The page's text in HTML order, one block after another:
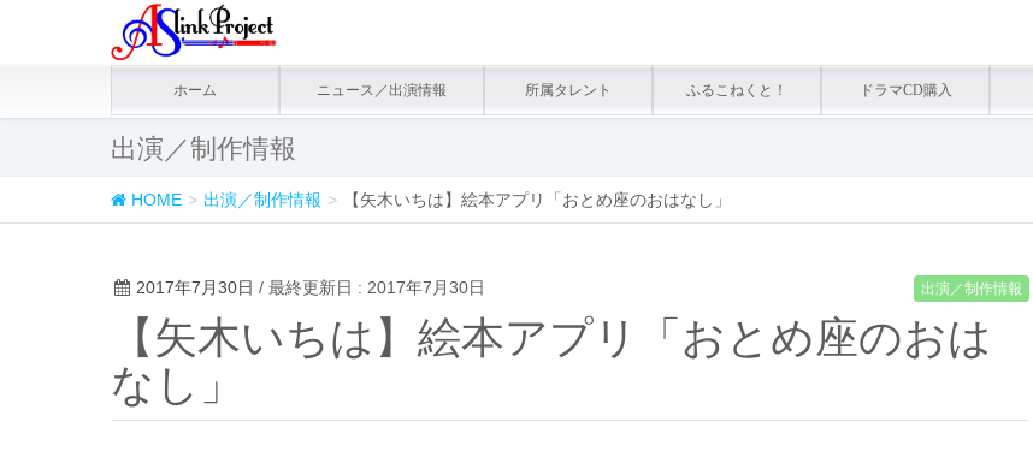
ホーム ニュース／出演情報 所属タレント ふるこねくと！ ドラマCD購入
出演／制作情報
HOME 出演／制作情報 【矢木いちは】絵本アプリ「おとめ座のおはなし」
2017年7月30日 / 最終更新日 : 2017年7月30日 出演／制作情報
【矢木いちは】絵本アプリ「おとめ座のおは
なし」